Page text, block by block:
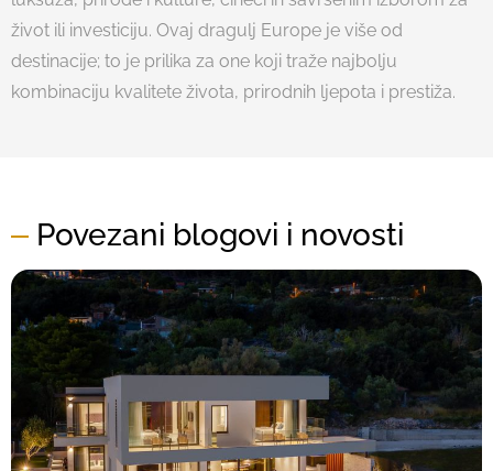
život ili investiciju. Ovaj dragulj Europe je više od
destinacije; to je prilika za one koji traže najbolju
kombinaciju kvalitete života, prirodnih ljepota i prestiža.
Povezani blogovi i novosti